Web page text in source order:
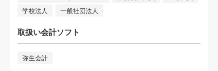
学校法人
一般社団法人
取扱い会計ソフト
弥生会計